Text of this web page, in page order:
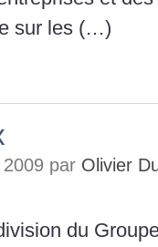
sur les (…)
par Olivier
du